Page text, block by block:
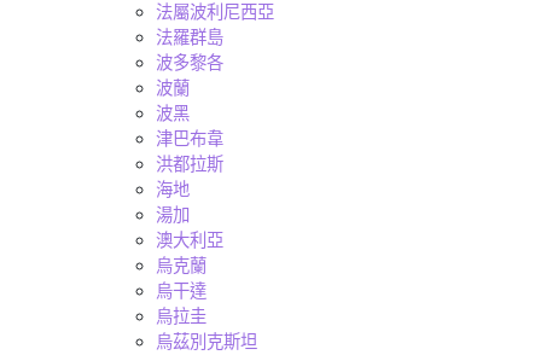
法屬波利尼西亞
法羅群島
波多黎各
波蘭
波黑
津巴布韋
洪都拉斯
海地
湯加
澳大利亞
烏克蘭
烏干達
烏拉圭
烏茲別克斯坦